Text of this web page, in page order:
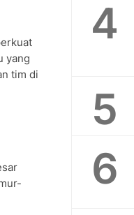
yang
tim di
4
5
6